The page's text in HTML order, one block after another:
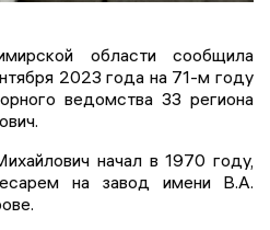
области сообщила
2023 года на 71-м году
ведомства 33 региона
начал в 1970 году,
на завод имени В.А.